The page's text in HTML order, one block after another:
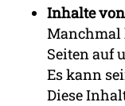
Inhalte
Manchmal
Seiten auf
Es kann
Diese